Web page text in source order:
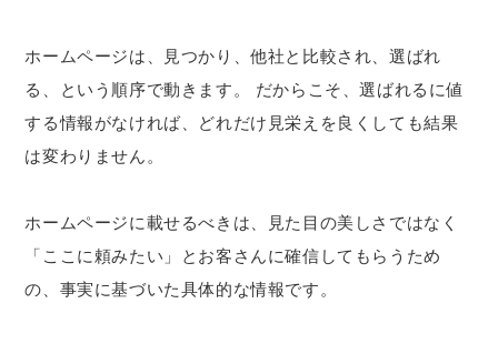
ホームページは、見つかり、他社と比較され、選ばれ
る、という順序で動きます。 だからこそ、選ばれるに値
する情報がなければ、どれだけ見栄えを良くしても結果
は変わりません。
ホームページに載せるべきは、見た目の美しさではなく
「ここに頼みたい」とお客さんに確信してもらうため
の、事実に基づいた具体的な情報です。